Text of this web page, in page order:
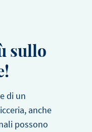
sullo
di un
anche
possono